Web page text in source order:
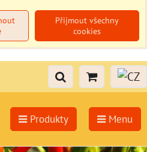
Produkty Menu
Přijmout všechny
cookies